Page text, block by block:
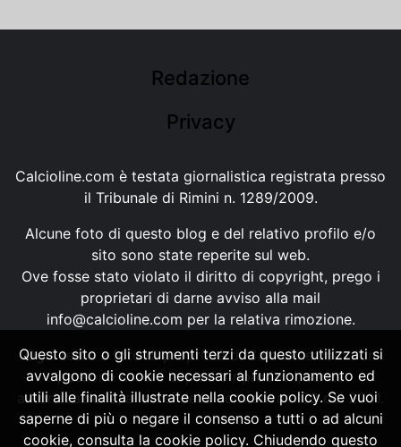
Redazione
Privacy
Calcioline.com è testata giornalistica registrata presso
il Tribunale di Rimini n. 1289/2009.
Alcune foto di questo blog e del relativo profilo e/o
sito sono state reperite sul web.
Ove fosse stato violato il diritto di copyright, prego i
proprietari di darne avviso alla mail
info@calcioline.com per la relativa rimozione.
Ogni testo e foto di proprietà di Calcioline.com non
possono essere copiati o riprodotti, senza
autorizzazione, ai sensi della normativa n.29 del 2001.
Questo sito o gli strumenti terzi da questo utilizzati si
avvalgono di cookie necessari al funzionamento ed
utili alle finalità illustrate nella cookie policy. Se vuoi
saperne di più o negare il consenso a tutti o ad alcuni
cookie, consulta la cookie policy. Chiudendo questo